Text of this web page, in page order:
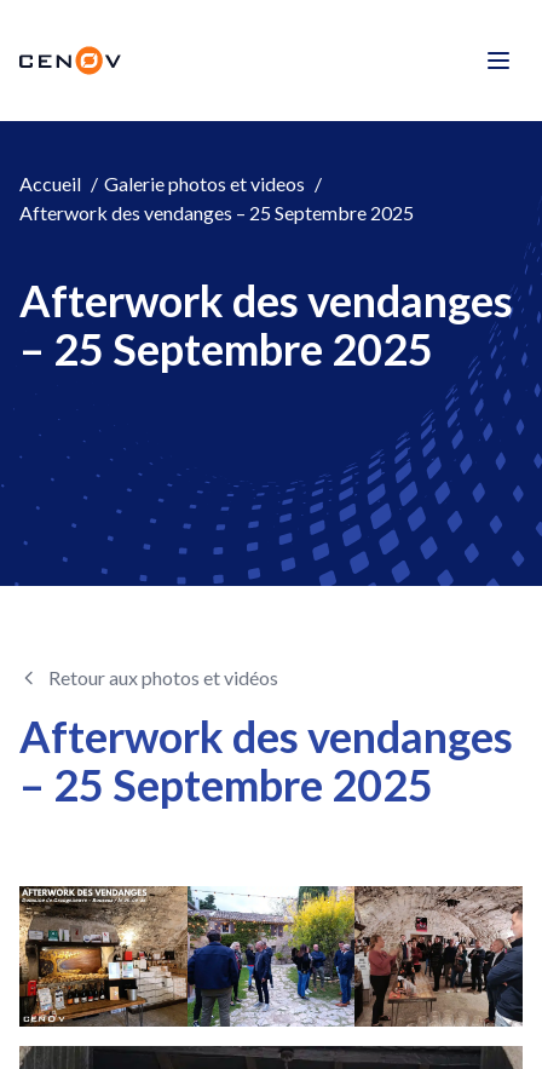
contenu
CENOV
Accueil
Galerie photos et videos
Afterwork des vendanges – 25 Septembre 2025
Afterwork des vendanges
– 25 Septembre 2025
Retour aux photos et vidéos
Afterwork des vendanges
– 25 Septembre 2025